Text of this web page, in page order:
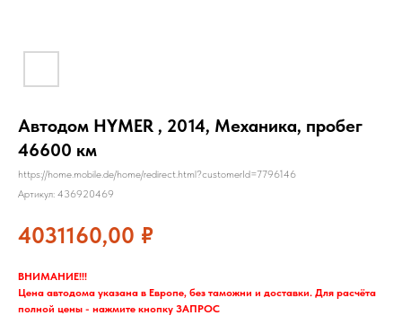
Автодом HYMER , 2014, Механика, пробег
46600 км
https://home.mobile.de/home/redirect.html?customerId=7796146
Артикул: 436920469
4031160,00 ₽
ВНИМАНИЕ!!!
Цена автодома указана в Европе, без таможни и доставки. Для расчёта
полной цены - нажмите кнопку ЗАПРОС